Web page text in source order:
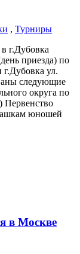
, Турниры
г.Дубовка
приезда) по
г.Дубовка ул.
следующие
округа по
юношей
в Москве